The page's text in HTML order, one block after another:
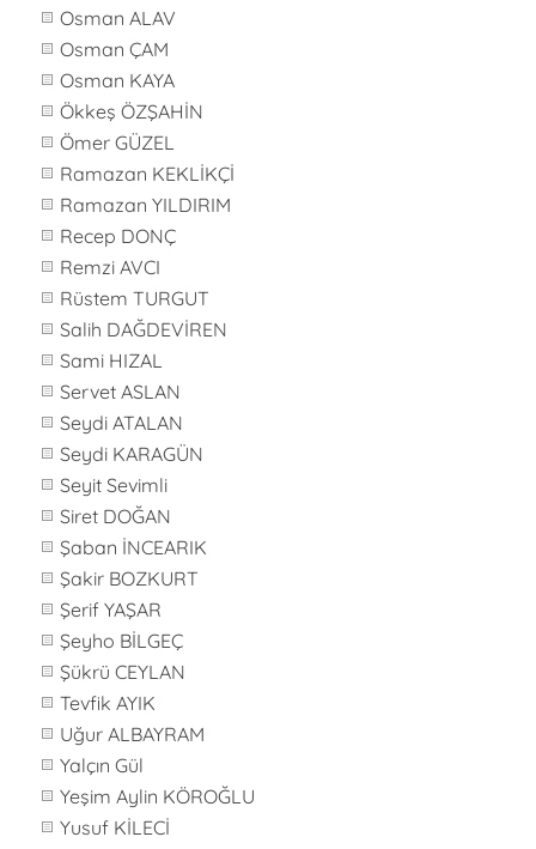
Osman ALAV
Osman ÇAM
Osman KAYA
Ökkeş ÖZŞAHİN
Ömer GÜZEL
Ramazan KEKLİKÇİ
Ramazan YILDIRIM
Recep DONÇ
Remzi AVCI
Rüstem TURGUT
Salih DAĞDEVİREN
Sami HIZAL
Servet ASLAN
Seydi ATALAN
Seydi KARAGÜN
Seyit Sevimli
Siret DOĞAN
Şaban İNCEARIK
Şakir BOZKURT
Şerif YAŞAR
Şeyho BİLGEÇ
Şükrü CEYLAN
Tevfik AYIK
Uğur ALBAYRAM
Yalçın Gül
Yeşim Aylin KÖROĞLU
Yusuf KİLECİ